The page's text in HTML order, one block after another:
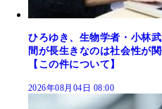
ひろゆき、生物学者・小林
間が長生きなのは社会性が
【この件について】
2026年08月04日 08:00